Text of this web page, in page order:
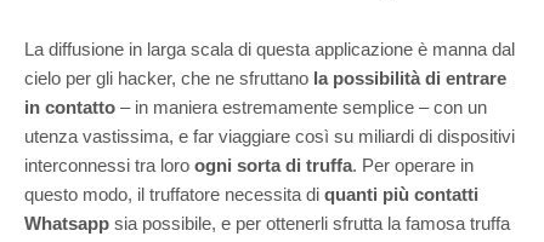
La diffusione in larga scala di questa applicazione è manna dal
cielo per gli hacker, che ne sfruttano la possibilità di entrare
in contatto – in maniera estremamente semplice – con un
utenza vastissima, e far viaggiare così su miliardi di dispositivi
interconnessi tra loro ogni sorta di truffa. Per operare in
questo modo, il truffatore necessita di quanti più contatti
Whatsapp sia possibile, e per ottenerli sfrutta la famosa truffa